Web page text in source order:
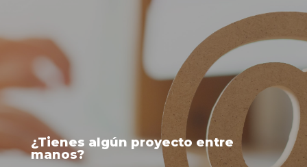
¿Tienes algún proyecto entre
manos?